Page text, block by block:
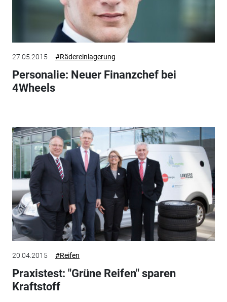
27.05.2015 #Rädereinlagerung
Personalie: Neuer Finanzchef bei
4Wheels
20.04.2015 #Reifen
Praxistest: "Grüne Reifen" sparen
Kraftstoff